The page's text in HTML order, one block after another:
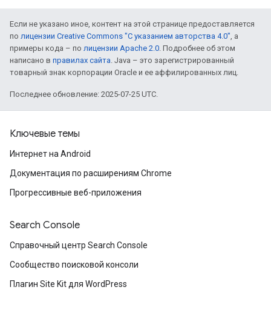
Если не указано иное, контент на этой странице предоставляется
по лицензии Creative Commons "С указанием авторства 4.0", а
примеры кода – по лицензии Apache 2.0. Подробнее об этом
написано в правилах сайта. Java – это зарегистрированный
товарный знак корпорации Oracle и ее аффилированных лиц.
Последнее обновление: 2025-07-25 UTC.
Ключевые темы
Интернет на Android
Документация по расширениям Chrome
Прогрессивные веб-приложения
Search Console
Справочный центр Search Console
Сообщество поисковой консоли
Плагин Site Kit для WordPress